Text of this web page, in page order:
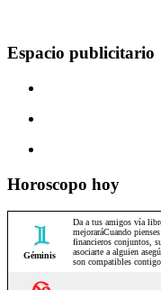
Espacio publicitario
Horoscopo hoy